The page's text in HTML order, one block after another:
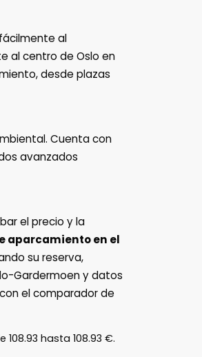
al
al centro de Oslo en
desde plazas
Cuenta con
avanzados
el precio y la
aparcamiento en el
su reserva,
Gardermoen y datos
el comparador de
108.93 hasta 108.93 €.